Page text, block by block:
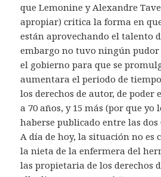
que Lemonine y Alexandre
apropiar) critica la forma en
están aprovechando el talento
embargo no tuvo ningún
el gobierno para que se
aumentara el periodo de
los derechos de autor, de poder
a 70 años, y 15 más (por que yo
haberse publicado entre las
A día de hoy, la situación no es
la nieta de la enfermera del
las propietaria de los derechos